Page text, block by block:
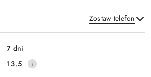
Zostaw telefon
Wyślij
7 dni
13.5